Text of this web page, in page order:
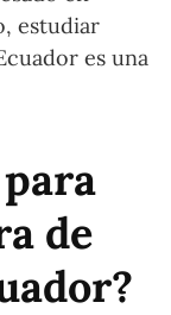
estudiar
es una
de